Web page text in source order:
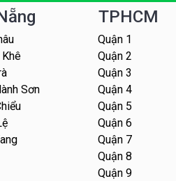
Khê
Sơn
TPHCM
Quận 1
Quận 2
Quận 3
Quận 4
Quận 5
Quận 6
Quận 7
Quận 8
Quận 9